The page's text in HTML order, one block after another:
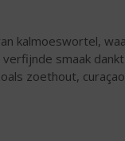
kalmoeswortel,
smaak
zoethout,